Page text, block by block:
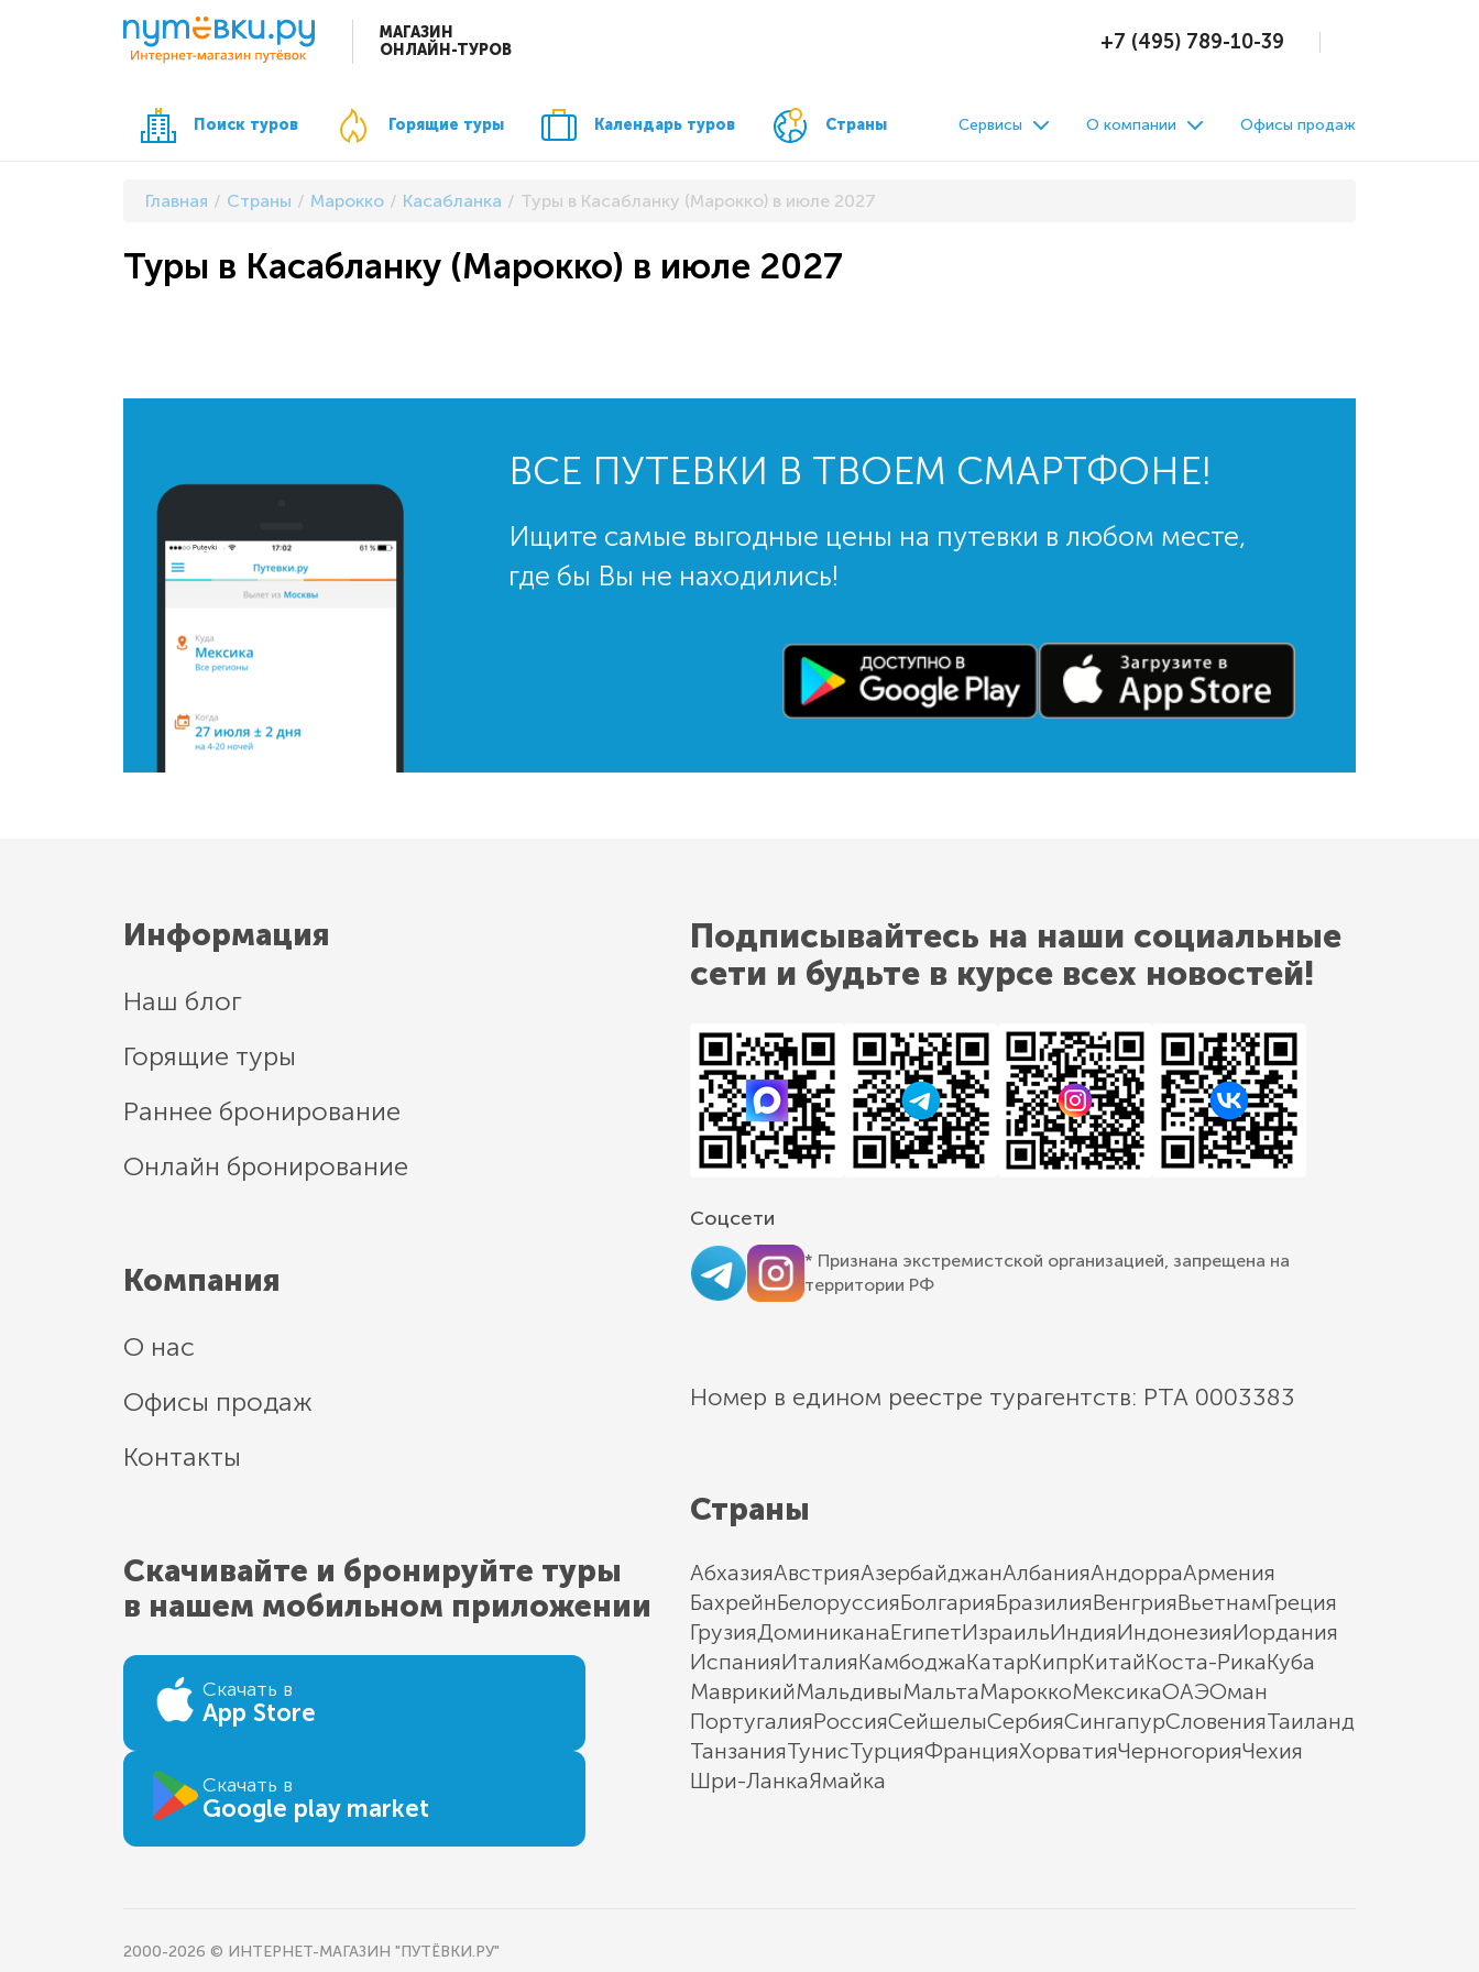
МАГАЗИН
ОНЛАЙН-ТУРОВ
+7 (495) 789-10-39
Поиск туров Горящие туры Календарь туров Страны Сервисы О компании Офисы продаж
Главная Страны Марокко Касабланка Туры в Касабланку (Марокко) в июле 2027
Туры в Касабланку (Марокко) в июле 2027
ВСЕ ПУТЕВКИ В ТВОЕМ СМАРТФОНЕ!
Ищите самые выгодные цены на путевки в любом месте,
где бы Вы не находились!
Информация
Наш блог
Горящие туры
Раннее бронирование
Онлайн бронирование
Компания
О нас
Офисы продаж
Контакты
Скачивайте и бронируйте туры
в нашем мобильном приложении
Скачать в
App Store
Скачать в
Google play market
Подписывайтесь на наши социальные
сети и будьте в курсе всех новостей!
Соцсети
* Признана экстремистской организацией, запрещена на
территории РФ
Номер в едином реестре турагентств: РТА 0003383
Страны
АбхазияАвстрияАзербайджанАлбанияАндорраАрмения
БахрейнБелоруссияБолгарияБразилияВенгрияВьетнамГреция
ГрузияДоминиканаЕгипетИзраильИндияИндонезияИордания
ИспанияИталияКамбоджаКатарКипрКитайКоста-РикаКуба
МаврикийМальдивыМальтаМароккоМексикаОАЭОман
ПортугалияРоссияСейшелыСербияСингапурСловенияТаиланд
ТанзанияТунисТурцияФранцияХорватияЧерногорияЧехия
Шри-ЛанкаЯмайка
2000-2026 © ИНТЕРНЕТ-МАГАЗИН "ПУТЁВКИ.РУ"